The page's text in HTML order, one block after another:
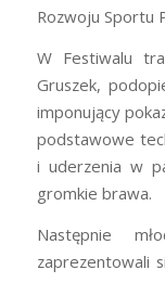
Rozwoju Sportu
W Festiwalu
Gruszek,
imponujący
podstawowe
i uderzenia w
gromkie brawa.
Następnie
zaprezentowali